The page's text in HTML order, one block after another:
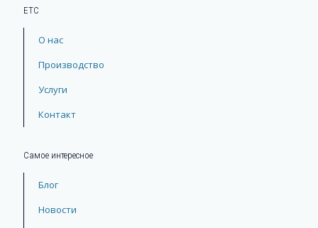
ЕТС
О нас
Производство
Услуги
Контакт
Самое интересное
Блог
Новости